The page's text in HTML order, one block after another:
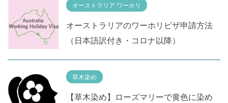
オーストラリア ワーホリ
オーストラリアのワーホリビザ申請方法
（日本語訳付き・コロナ以降）
草木染め
【草木染め】ローズマリーで黄色に染め